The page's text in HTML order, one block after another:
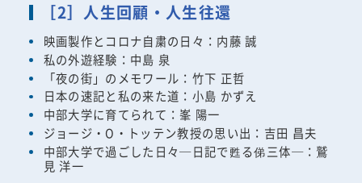
［2］人生回顧・人生往還
映画製作とコロナ自粛の日々：内藤 誠
私の外遊経験：中島 泉
「夜の街」のメモワール：竹下 正哲
日本の速記と私の来た道：小島 かずえ
中部大学に育てられて：峯 陽一
ジョージ・O・トッテン教授の思い出：吉田 昌夫
中部大学で過ごした日々─日記で甦る俤三体─：鷲
見 洋一